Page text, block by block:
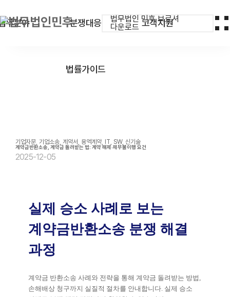
법무법인 민후 브로셔
다운로드
무분야 분쟁대응
법률가이드
고객지원
기업자문, 기업소송, 계약서, 용역계약, IT, SW, 신기술
계약금반환소송, 계약금 돌려받는 법: 계약 해제·채무불이행 요건
2025-12-05
실제 승소 사례로 보는
계약금반환소송 분쟁 해결
과정
계약금 반환소송 사례와 전략을 통해 계약금 돌려받는 방법,
손해배상 청구까지 실질적 절차를 안내합니다. 실제 승소